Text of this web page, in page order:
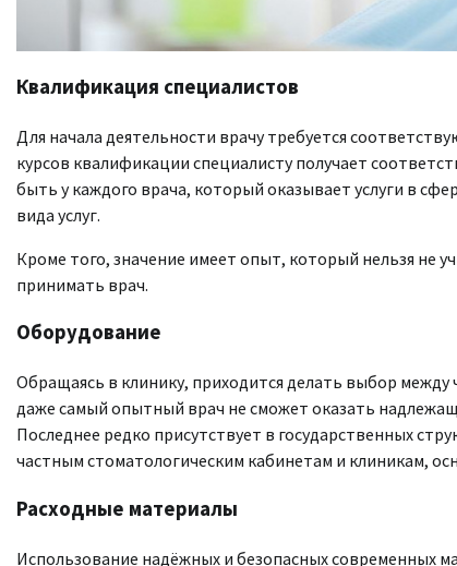
Квалификация специалистов
Для начала деятельности врачу требуется
курсов квалификации специалисту получает
быть у каждого врача, который оказывает услуги в
вида услуг.
Кроме того, значение имеет опыт, который нельзя не
принимать врач.
Оборудование
Обращаясь в клинику, приходится делать выбор между
даже самый опытный врач не сможет оказать
Последнее редко присутствует в государственных
частным стоматологическим кабинетам и клиникам,
Расходные материалы
Использование надёжных и безопасных современных